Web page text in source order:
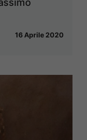
16 Aprile 2020